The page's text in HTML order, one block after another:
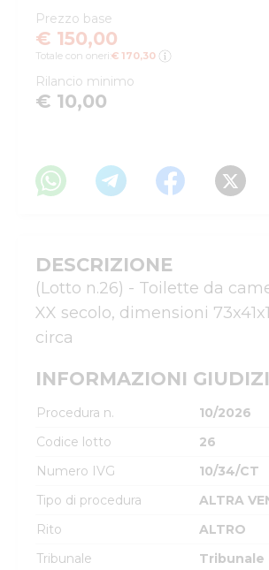
Prezzo base
€ 150,00
Totale con oneri: € 170,30
Rilancio minimo
€ 10,00
DESCRIZIONE
(Lotto n.26) - Toilette da
XX secolo, dimensioni
circa
INFORMAZIONI
Procedura n.
10/2026
Codice lotto
26
Numero IVG
10/34/CT
Tipo di procedura
ALTRA
Rito
ALTRO
Tribunale
Tribunale